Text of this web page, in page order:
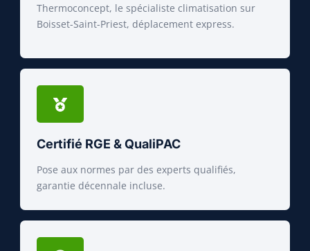
Thermoconcept, le spécialiste climatisation sur
Boisset-Saint-Priest, déplacement express.
Certifié RGE & QualiPAC
Pose aux normes par des experts qualifiés,
garantie décennale incluse.